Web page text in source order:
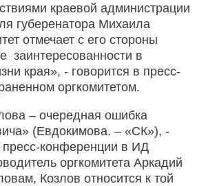
краевой администрации
губеренатора Михаила
отмечает с его стороны
заинтересованности в
края», - говорится в пресс-
оргкомитетом.
– очередная ошибка
(Евдокимова. – «СК»), -
конференции в ИД
оргкомитета Аркадий
Козлов относится к той